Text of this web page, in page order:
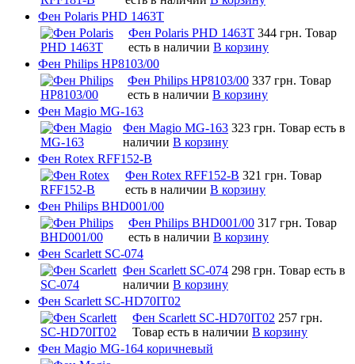
Фен Polaris PHD 1463T
Фен Polaris PHD 1463T 344 грн. Товар
есть в наличии В корзину
Фен Philips HP8103/00
Фен Philips HP8103/00 337 грн. Товар
есть в наличии В корзину
Фен Magio MG-163
Фен Magio MG-163 323 грн. Товар есть в
наличии В корзину
Фен Rotex RFF152-B
Фен Rotex RFF152-B 321 грн. Товар
есть в наличии В корзину
Фен Philips BHD001/00
Фен Philips BHD001/00 317 грн. Товар
есть в наличии В корзину
Фен Scarlett SC-074
Фен Scarlett SC-074 298 грн. Товар есть в
наличии В корзину
Фен Scarlett SC-HD70IT02
Фен Scarlett SC-HD70IT02 257 грн.
Товар есть в наличии В корзину
Фен Magio MG-164 коричневый